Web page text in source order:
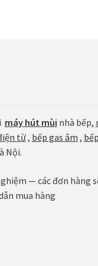
máy hút mùi nhà bếp,
từ, bếp gas âm ,
Nội.
— các đơn hàng
mua hàng